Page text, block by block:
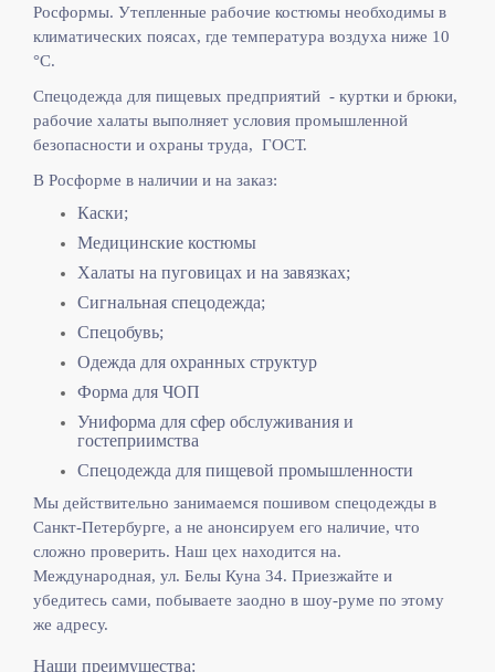
Росформы. Утепленные рабочие костюмы необходимы в
климатических поясах, где температура воздуха ниже 10
°C.
Спецодежда для пищевых предприятий - куртки и брюки,
рабочие халаты выполняет условия промышленной
безопасности и охраны труда, ГОСТ.
В Росформе в наличии и на заказ:
Каски;
Медицинские костюмы
Халаты на пуговицах и на завязках;
Сигнальная спецодежда;
Спецобувь;
Одежда для охранных структур
Форма для ЧОП
Униформа для сфер обслуживания и
гостеприимства
Спецодежда для пищевой промышленности
Мы действительно занимаемся пошивом спецодежды в
Санкт-Петербурге, а не анонсируем его наличие, что
сложно проверить. Наш цех находится на.
Международная, ул. Белы Куна 34. Приезжайте и
убедитесь сами, побываете заодно в шоу-руме по этому
же адресу.
Наши преимущества: